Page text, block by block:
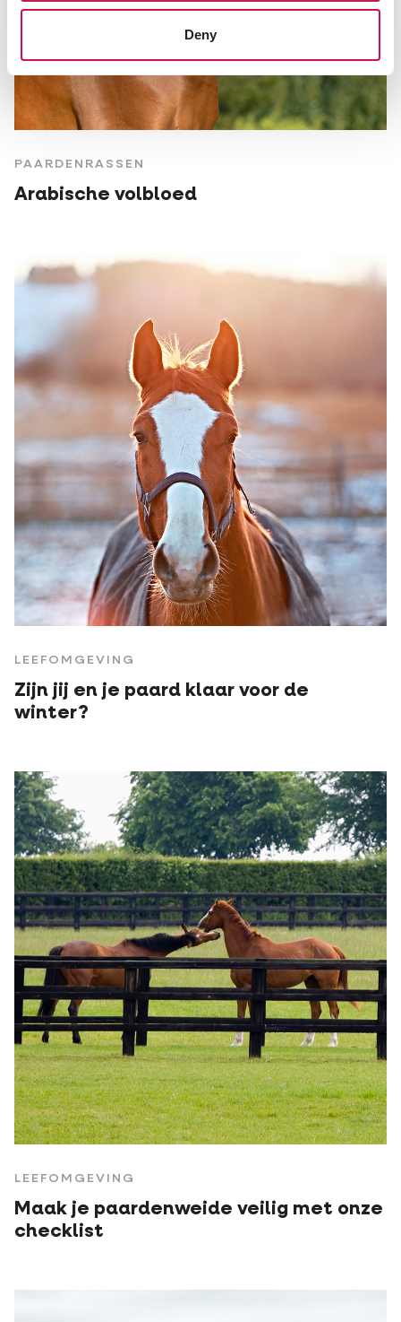
Deny
PAARDENRASSEN
Arabische volbloed
LEEFOMGEVING
Zijn jij en je paard klaar voor de
winter?
LEEFOMGEVING
Maak je paardenweide veilig met onze
checklist